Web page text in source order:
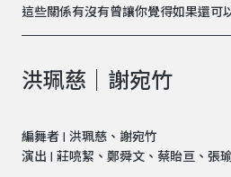
這些關係有沒有曾讓你覺得如果還可
洪珮慈｜謝宛竹
編舞者 | 洪珮慈、謝宛竹
演出 | 莊喨絜、鄭舜文、蔡貽亘、張